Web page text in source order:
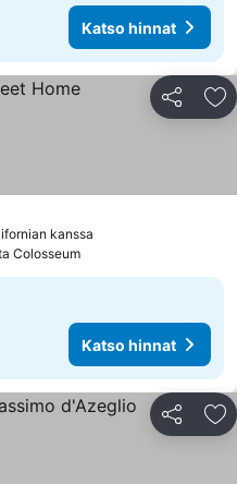
Katso hinnat
Jaa
kanssa
Colosseum
Katso hinnat
Jaa